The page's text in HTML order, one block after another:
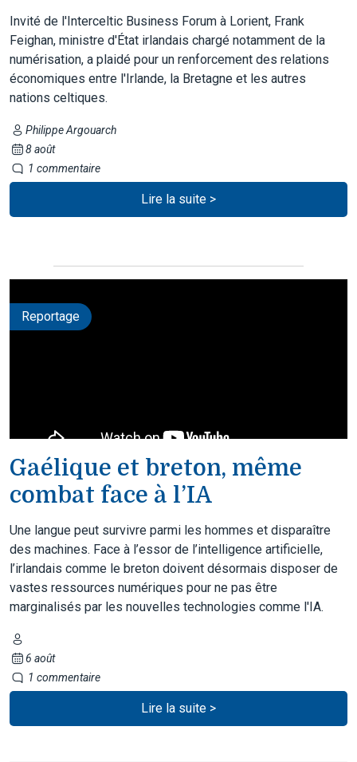
Invité de l'Interceltic Business Forum à Lorient, Frank
Feighan, ministre d'État irlandais chargé notamment de la
numérisation, a plaidé pour un renforcement des relations
économiques entre l'Irlande, la Bretagne et les autres
nations celtiques.
Philippe Argouarch
8 août
1 commentaire
Lire la suite >
Reportage
Gaélique et breton, même
combat face à l’IA
Une langue peut survivre parmi les hommes et disparaître
des machines. Face à l’essor de l’intelligence artificielle,
l’irlandais comme le breton doivent désormais disposer de
vastes ressources numériques pour ne pas être
marginalisés par les nouvelles technologies comme l'IA.
6 août
1 commentaire
Lire la suite >